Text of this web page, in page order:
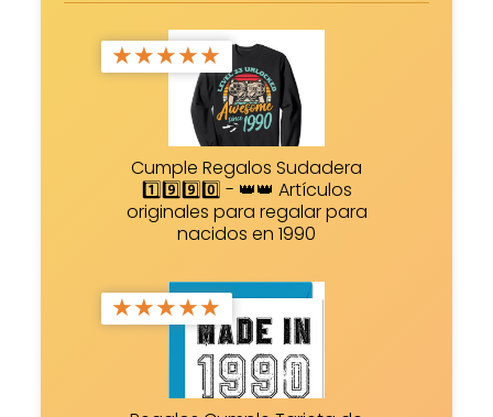
★★★★★
Cumple Regalos Sudadera
1️⃣9️⃣9️⃣0️⃣ - 👑👑 Artículos
originales para regalar para
nacidos en 1990
★★★★★